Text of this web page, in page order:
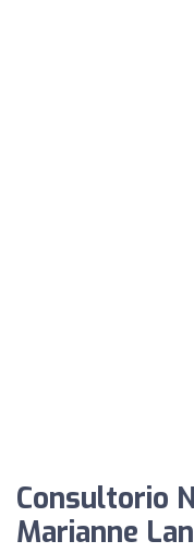
Consultorio
Marianne